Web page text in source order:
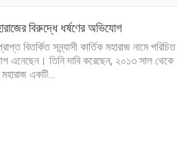
বিরুদ্ধে ধর্ষণের অভিযোগ
বিতর্কিত সন্ন্যাসী কার্তিক মহারাজ নামে পরিচিত
এনেছেন। তিনি দাবি করেছেন, ২০১৩ সাল থেকে
একটি…